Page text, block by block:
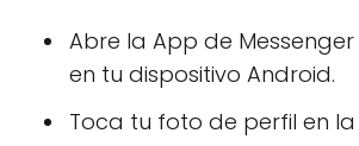
Abre la App de
en tu dispositivo Android.
Toca tu foto de perfil en la